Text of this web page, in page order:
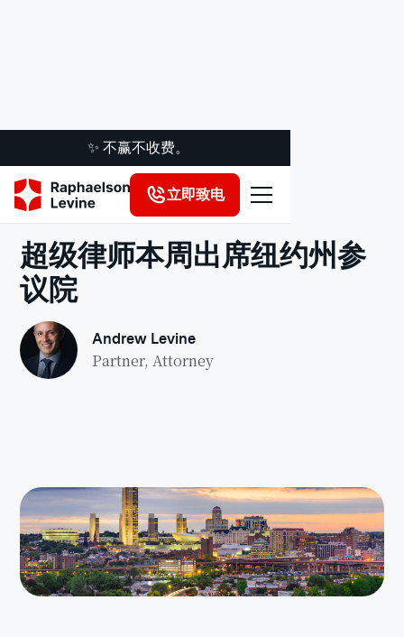
✨ 不赢不收费。
立即致电
法律洞察
超级律师本周出席纽约州参
议院
Andrew Levine
Partner, Attorney